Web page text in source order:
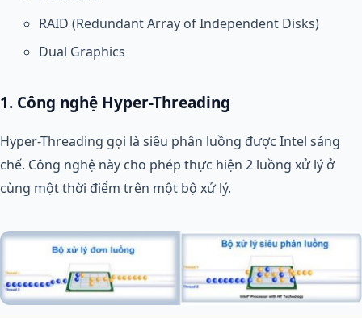
RAID (Redundant Array of Independent Disks)
Dual Graphics
1. Công nghệ Hyper-Threading
Hyper-Threading gọi là siêu phân luồng được Intel sáng
chế. Công nghệ này cho phép thực hiện 2 luồng xử lý ở
cùng một thời điểm trên một bộ xử lý.